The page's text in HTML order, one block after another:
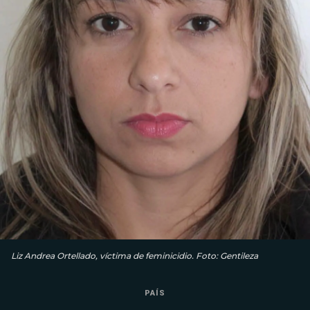
Liz Andrea Ortellado, víctima de feminicidio. Foto: Gentileza
PAÍS